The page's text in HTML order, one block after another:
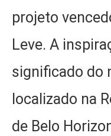
projeto
Leve. A
significado do
localizado na
de Belo